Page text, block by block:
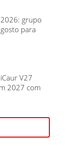
grupo
para
V27
2027 com